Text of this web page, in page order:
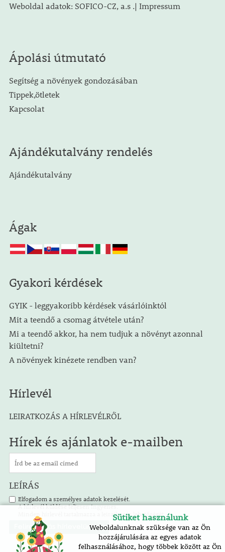
Weboldal adatok: SOFICO-CZ, a.s .| Impressum
Ápolási útmutató
Segítség a növények gondozásában
Tippek,ötletek
Kapcsolat
Ajándékutalvány rendelés
Ajándékutalvány
Ágak
Gyakori kérdések
GYIK - leggyakoribb kérdések vásárlóinktól
Mit a teendő a csomag átvétele után?
Mi a teendő akkor, ha nem tudjuk a növényt azonnal
kiültetni?
A növények kinézete rendben van?
Hírlevél
LEIRATKOZÁS A HÍRLEVÉLRŐL
Hírek és ajánlatok e-mailben
LEÍRÁS
Elfogadom a személyes adatok kezelését.
A hírlevél küldése teljesen ingyenes.
Minden hírlevél tartalmazza a leiratkozás lehetőségét.
Sütiket használunk
Weboldalunknak szüksége van az Ön
hozzájárulására az egyes adatok
felhasználásához, hogy többek között az Ön